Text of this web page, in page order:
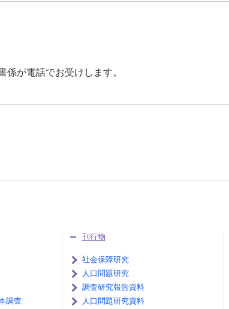
が電話でお受けします。
調査
刊行物
社会保障研究
人口問題研究
調査研究報告資料
人口問題研究資料